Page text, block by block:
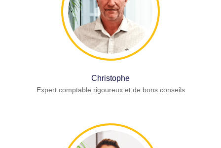
Christophe
Expert comptable rigoureux et de bons conseils